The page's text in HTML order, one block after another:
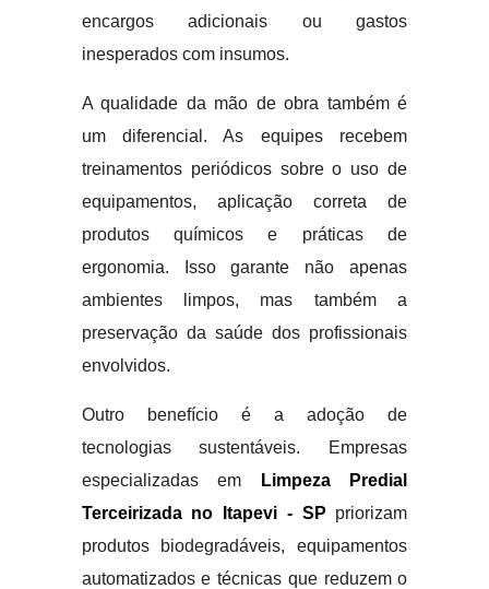
encargos adicionais ou gastos
inesperados com insumos.
A qualidade da mão de obra também é
um diferencial. As equipes recebem
treinamentos periódicos sobre o uso de
equipamentos, aplicação correta de
produtos químicos e práticas de
ergonomia. Isso garante não apenas
ambientes limpos, mas também a
preservação da saúde dos profissionais
envolvidos.
Outro benefício é a adoção de
tecnologias sustentáveis. Empresas
especializadas em Limpeza Predial
Terceirizada no Itapevi - SP priorizam
produtos biodegradáveis, equipamentos
automatizados e técnicas que reduzem o